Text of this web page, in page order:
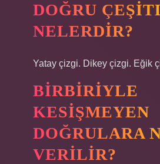
DOĞRU
NELERDIR?
Yatay çizgi. Dikey çizgi. Eğik
BIRBIRIYLE
KESIŞMEYEN
DOĞRULARA
VERILIR?